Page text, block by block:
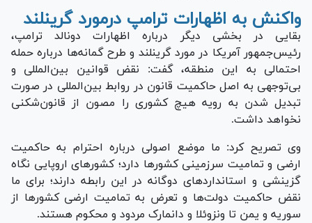
واکنش به اظهارات ترامپ درمورد گرینلند
بقایی در بخشی دیگر درباره اظهارات دونالد ترامپ،
رئیس‌جمهور آمریکا در مورد گرینلند و طرح گمانه‌ها درباره حمله
احتمالی به این منطقه، گفت: نقض قوانین بین‌المللی و
بی‌توجهی به اصل حاکمیت قانون در روابط بین‌المللی در صورت
تبدیل شدن به رویه هیچ کشوری را مصون از قانون‌شکنی
نخواهد داشت.
وی تصریح کرد: ما موضع اصولی درباره احترام به حاکمیت
ارضی و تمامیت سرزمینی کشور‌ها دارد؛ کشور‌های اروپایی نگاه
گزینشی و استاندارد‌های دوگانه در این رابطه دارند؛ برای ما
نقض حاکمیت دولت‌ها و تعرض به تمامیت ارضی کشور‌ها از
سوریه و یمن تا ونزوئلا و دانمارک مردود و محکوم هستند.